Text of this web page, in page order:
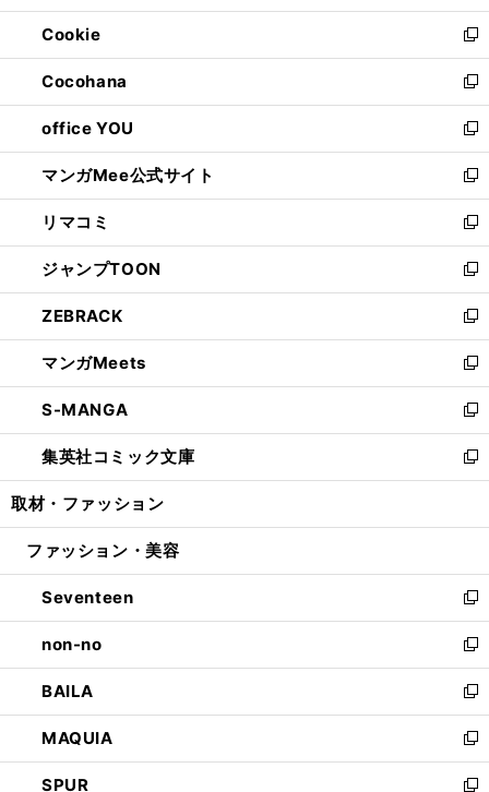
開
く
ウ
で
開
く
ン
ド
ウ
で
開
く
ウ
ィ
ン
ド
ウ
で
開
く
Cookie
新
し
い
ウ
ィ
ン
ド
ウ
で
開
く
Cocohana
新
し
い
ウ
ィ
ン
ド
ウ
で
開
く
office YOU
新
し
い
ウ
ィ
ン
ド
ウ
で
開
く
マンガMee公式サイト
新
し
い
ウ
ィ
ン
ド
ウ
で
開
く
リマコミ
新
し
い
ウ
ィ
ン
ド
ウ
で
開
く
ジャンプTOON
新
し
い
ウ
ィ
ン
ド
ウ
で
開
ZEBRACK
新
し
い
ウ
ィ
ン
ド
ウ
開
マンガMeets
新
し
い
ウ
ィ
ン
ウ
開
く
S-MANGA
新
し
い
ウ
ン
ウ
で
開
く
集英社コミック文庫
新
し
ウ
ン
ド
ウ
で
開
く
取材・ファッション
ファッション・美容
Seventeen
新
し
い
ウ
ィ
ン
ド
ウ
で
non-no
新
し
い
ウ
ィ
ン
ド
BAILA
新
し
い
ウ
ィ
MAQUIA
新
し
SPUR